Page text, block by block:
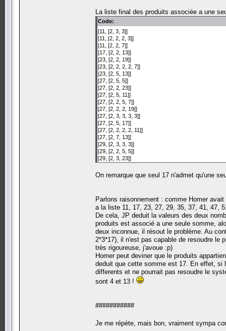
La liste final des produits associée a une
Code:
[11, [2, 3, 3]]
[11, [2, 2, 2, 3]]
[11, [2, 2, 7]]
[17, [2, 2, 13]]
[23, [2, 2, 19]]
[23, [2, 2, 2, 2, 7]]
[23, [2, 5, 13]]
[27, [2, 5, 5]]
[27, [2, 2, 23]]
[27, [2, 5, 11]]
[27, [2, 2, 5, 7]]
[27, [2, 2, 2, 19]]
[27, [2, 3, 3, 3, 3]]
[27, [2, 5, 17]]
[27, [2, 2, 2, 2, 11]]
[27, [2, 7, 13]]
[29, [2, 3, 3, 3]]
[29, [2, 2, 5, 5]]
[29, [2, 3, 23]]
[29, [2, 2, 2, 3, 7]]
[29, [2, 5, 19]]
[29, [2, 2, 2, 2, 13]]
[35, [2, 2, 2, 2, 2, 3]]
[35, [2, 2, 31]]
[35, [2, 3, 29]]
[35, [2, 2, 2, 3, 3, 3]]
[35, [2, 3, 3, 13]]
[35, [2, 5, 5, 5]]
[35, [2, 2, 3, 23]]
[35, [2, 3, 7, 7]]
[35, [2, 2, 2, 2, 19]]
[35, [2, 3, 3, 17]]
[37, [2, 2, 2, 2, 2, 5]]
[37, [2, 3, 31]]
[37, [2, 2, 2, 2, 3, 7]]
[41, [2, 3, 19]]
[41, [2, 2, 37]]
On remarque que seul 17 n'admet qu'une
Parlons raisonnement : comme Homer
a la liste 11, 17, 23, 27, 29, 35, 37, 41, 47,
De cela, JP deduit la valeurs des deux
produits est associé a une seule somme,
deux inconnue, il résout le problème. Au
2*3*17), il n'est pas capable de resoudre le
très rigoureuse, j'avoue :p)
Homer peut deviner que le produits
deduit que cette somme est 17. En effet, si
differents et ne pourrait pas resoudre le
sont 4 et 13 !
###########
Je me répète, mais bon, vraiment sympa